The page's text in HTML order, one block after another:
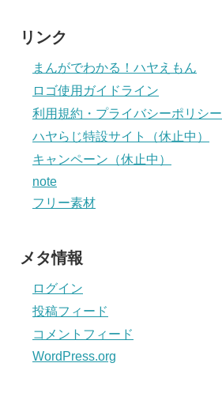
リンク
まんがでわかる！ハヤえもん
ロゴ使用ガイドライン
利用規約・プライバシーポリシー
ハヤらじ特設サイト（休止中）
キャンペーン（休止中）
note
フリー素材
メタ情報
ログイン
投稿フィード
コメントフィード
WordPress.org